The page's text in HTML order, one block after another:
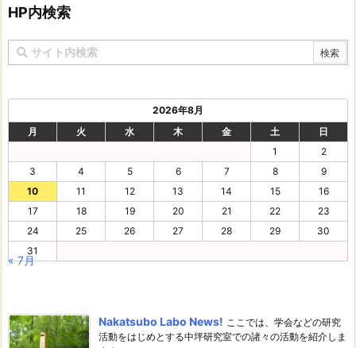
HP内検索
2026年8月
月
火 水 木 金 土
日
1
2
3
4 5 6 7 8
9
10
11 12 13 14 15
16
17
18 19 20 21 22
23
24
25 26 27 28 29
30
31
« 7月
Nakatsubo Labo News! ここでは、学会などの研究
活動をはじめとする中坪研究室での諸々の活動を紹介しま